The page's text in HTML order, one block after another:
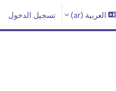
العربية ‎(ar)‎ تسجيل الدخول